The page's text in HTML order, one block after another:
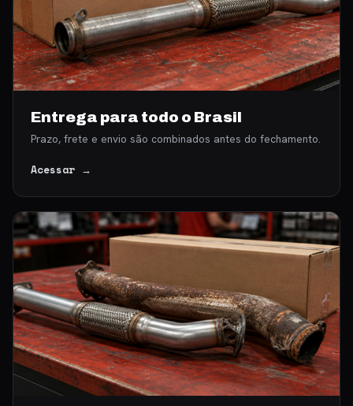
Entrega para todo o Brasil
Prazo, frete e envio são combinados antes do fechamento.
Acessar →